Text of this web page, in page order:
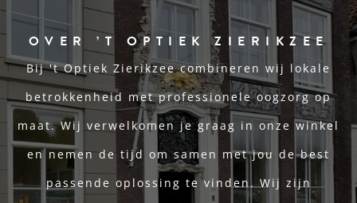
OVER ’T OPTIEK ZIERIKZEE
Bij 't Optiek Zierikzee combineren wij lokale
betrokkenheid met professionele oogzorg op
maat. Wij verwelkomen je graag in onze winkel
en nemen de tijd om samen met jou de best
passende oplossing te vinden. Wij zijn